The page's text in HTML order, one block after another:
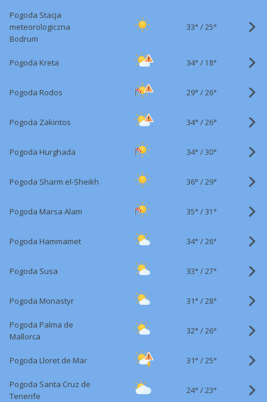
Pogoda Stacja
meteorologiczna
Bodrum
33° /25°
Pogoda Kreta 34° / 18°
Pogoda Rodos 29° /26°
Pogoda Zakintos 34° /26°
Pogoda Hurghada 34° /30°
Pogoda Sharm el-Sheikh 36° /29°
Pogoda Marsa Alam 35° /31°
Pogoda Hammamet 34° /26°
Pogoda Susa 33° /27°
Pogoda Monastyr 31° /28°
Pogoda Palma de
Mallorca
32° /26°
Pogoda Lloret de Mar 31° /25°
Pogoda Santa Cruz de
Tenerife
24° /23°